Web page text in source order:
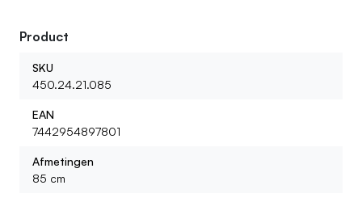
Product
SKU
450.24.21.085
EAN
7442954897801
Afmetingen
85 cm